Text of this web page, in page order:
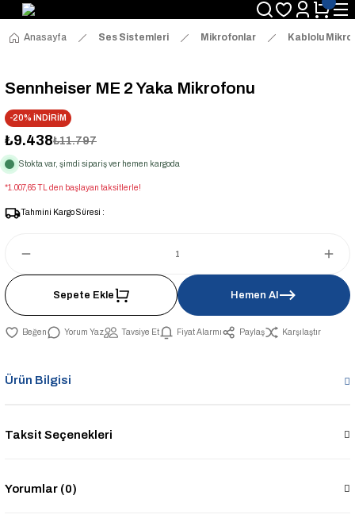
Anasayfa Ses Sistemleri Mikrofonlar Kablolu
Sennheiser ME 2 Yaka Mikrofonu
-20% İNDİRİM
₺9.438₺11.797
Stokta var, şimdi sipariş ver hemen kargoda
*1.007,65 TL den başlayan taksitlerle!
Tahmini Kargo Süresi :
Sepete Ekle Hemen Al
Yorum Yaz Tavsiye Et Fiyat Alarmı Paylaş Karşılaştır
Ürün Bilgisi
Taksit Seçenekleri
Yorumlar (0)